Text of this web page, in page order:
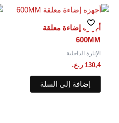
أجهزه إضاءة معلقة
600MM
الإنارة الداخلية
130,4 ر.ع.
إضافة إلى السلة